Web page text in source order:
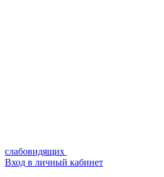
слабовидящих
Вход в личный кабинет